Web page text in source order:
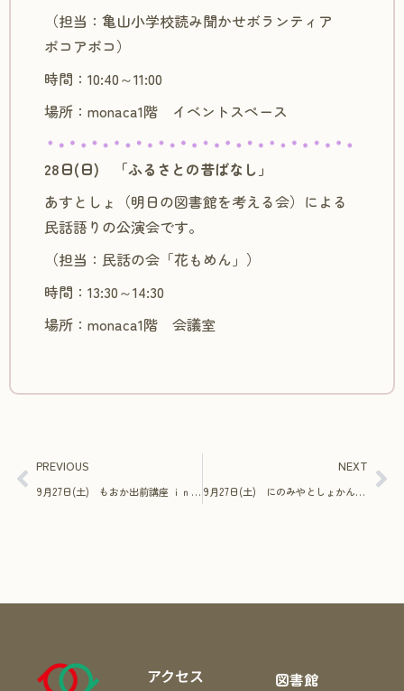
（担当：亀山小学校読み聞かせボランティア
ポコアポコ）
時間：10:40～11:00
場所：monaca1階 イベントスペース
28日(日) 「ふるさとの昔ばなし」
あすとしょ（明日の図書館を考える会）による
民話語りの公演会です。
（担当：民話の会「花もめん」）
時間：13:30～14:30
場所：monaca1階 会議室
PREVIOUS
9月27日(土) もおか出前講座 ｉｎ ｍｏｎａｃａ わくわく！バルーンアート体験！
NEXT
9月27日(土) にのみやとしょかんおはなし会
アクセス
図書館